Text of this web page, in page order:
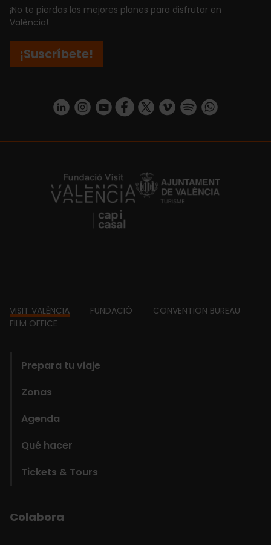
¡No te pierdas los mejores planes para disfrutar en
València!
¡Suscríbete!
https://www.linkedin.com/company/turismo-valencia/mycompany/
https://www.instagram.com/visit_valencia/
https://www.youtube.com/user/
https://www.facebook.com/
https://twitter.com/
https://vimeo.com/
https://https://api.whatsapp.com/
https://fundacion.visitvalencia.com/
Footer
VISIT VALÈNCIA FUNDACIÓ
CONVENTION BUREAU
FILM OFFICE
Prepara tu viaje
Zonas
Agenda
Qué hacer
Tickets & Tours
Colabora